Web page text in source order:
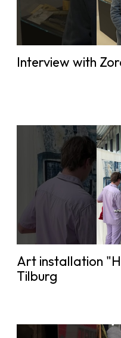
Interview with
Art installation
Tilburg